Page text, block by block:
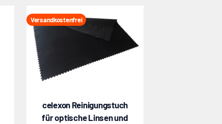
Versandkostenfrei
celexon Reinigungstuch
für optische Linsen und